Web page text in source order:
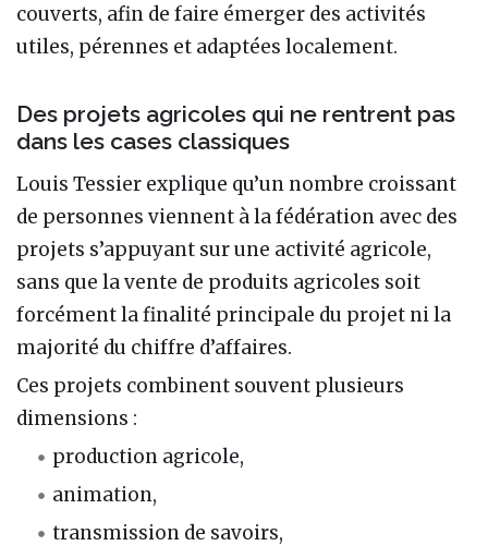
couverts, afin de faire émerger des activités
utiles, pérennes et adaptées localement.
Des projets agricoles qui ne rentrent pas
dans les cases classiques
Louis Tessier explique qu’un nombre croissant
de personnes viennent à la fédération avec des
projets s’appuyant sur une activité agricole,
sans que la vente de produits agricoles soit
forcément la finalité principale du projet ni la
majorité du chiffre d’affaires.
Ces projets combinent souvent plusieurs
dimensions :
production agricole,
animation,
transmission de savoirs,